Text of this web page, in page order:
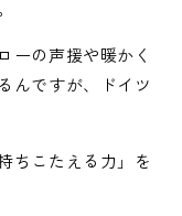
ーの声援や暖かく
んですが、ドイツ
ちこたえる力」を